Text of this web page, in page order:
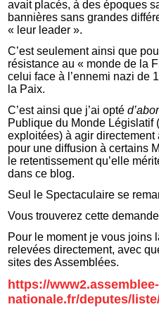
avait placés, à des époques
bannières sans grandes
« leur leader ».
C’est seulement ainsi que
résistance au « monde de la
celui face à l’ennemi nazi de
la Paix.
C’est ainsi que j’ai opté
Publique du Monde Législatif
exploitées) à agir
pour une diffusion à certains
le retentissement qu’elle
dans ce blog.
Seul le Spectaculaire se
Vous trouverez cette
Pour le moment je vous joins
relevées directement, avec
sites des Assemblées.
https://www2.assemblee-
nationale.fr/deputes/